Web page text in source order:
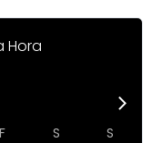
Hora
F S
S